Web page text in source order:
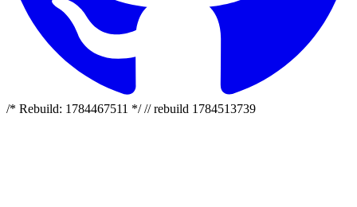
/* Rebuild: 1784467511 */ // rebuild 1784513739